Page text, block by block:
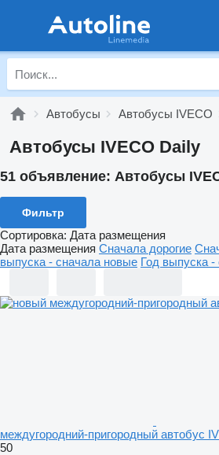
Автобусы Автобусы IVECO
Автобусы IVECO Daily
51 объявление: Автобусы
Фильтр
Сортировка: Дата размещения
Дата размещения Сначала дорогие
выпуска - сначала новые Год выпуска
междугородний-пригородный автобус
50